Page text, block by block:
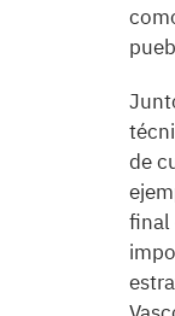
de
final